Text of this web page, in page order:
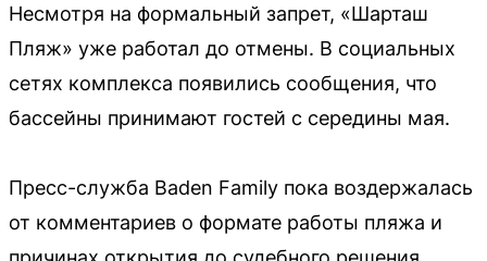
Несмотря на формальный запрет, «Шарташ
Пляж» уже работал до отмены. В социальных
сетях комплекса появились сообщения, что
бассейны принимают гостей с середины мая.
Пресс-служба Baden Family пока воздержалась
от комментариев о формате работы пляжа и